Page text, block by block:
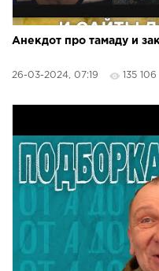
Анекдот про тамаду и
26-03-2024, 07:19 135 106